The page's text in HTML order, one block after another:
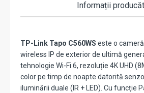
Informații
TP-Link Tapo C560WS este o
wireless IP de exterior de ultimă
tehnologie Wi-Fi 6, rezoluție 4K UHD
color pe timp de noapte datorită
iluminării duale (IR + LED). Cu funcție